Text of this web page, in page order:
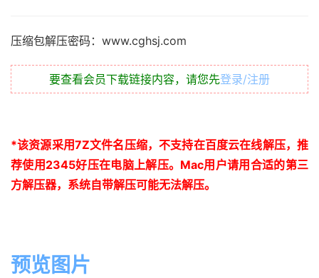
压缩包解压密码：www.cghsj.com
要查看会员下载链接内容，请您先登录/注册
*该资源采用7Z文件名压缩，不支持在百度云在线解压，推
荐使用2345好压在电脑上解压。 Mac用户请用合适的第三
方解压器，系统自带解压可能无法解压。
预览图片